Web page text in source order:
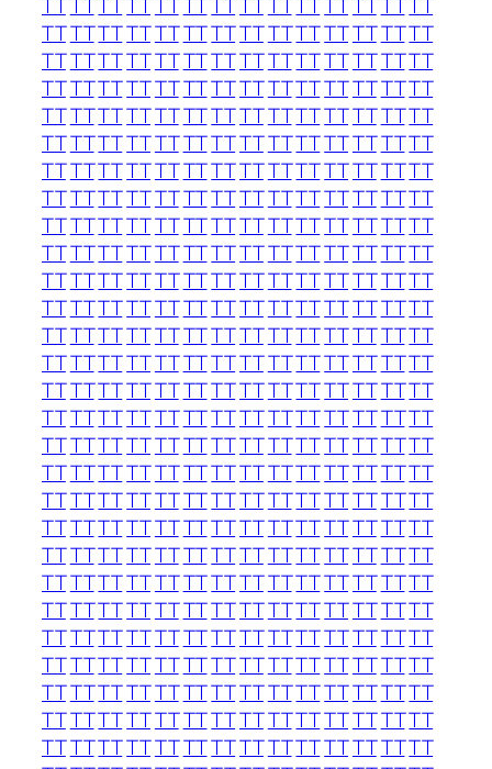
TTTTTTTTTTTTTTTTTTTTTTTTTTTT
TTTTTTTTTTTTTTTTTTTTTTTTTTTT
TTTTTTTTTTTTTTTTTTTTTTTTTTTT
TTTTTTTTTTTTTTTTTTTTTTTTTTTT
TTTTTTTTTTTTTTTTTTTTTTTTTTTT
TTTTTTTTTTTTTTTTTTTTTTTTTTTT
TTTTTTTTTTTTTTTTTTTTTTTTTTTT
TTTTTTTTTTTTTTTTTTTTTTTTTTTT
TTTTTTTTTTTTTTTTTTTTTTTTTTTT
TTTTTTTTTTTTTTTTTTTTTTTTTTTT
TTTTTTTTTTTTTTTTTTTTTTTTTTTT
TTTTTTTTTTTTTTTTTTTTTTTTTTTT
TTTTTTTTTTTTTTTTTTTTTTTTTTTT
TTTTTTTTTTTTTTTTTTTTTTTTTTTT
TTTTTTTTTTTTTTTTTTTTTTTTTTTT
TTTTTTTTTTTTTTTTTTTTTTTTTTTT
TTTTTTTTTTTTTTTTTTTTTTTTTTTT
TTTTTTTTTTTTTTTTTTTTTTTTTTTT
TTTTTTTTTTTTTTTTTTTTTTTTTTTT
TTTTTTTTTTTTTTTTTTTTTTTTTTTT
TTTTTTTTTTTTTTTTTTTTTTTTTTTT
TTTTTTTTTTTTTTTTTTTTTTTTTTTT
TTTTTTTTTTTTTTTTTTTTTTTTTTTT
TTTTTTTTTTTTTTTTTTTTTTTTTTTT
TTTTTTTTTTTTTTTTTTTTTTTTTTTT
TTTTTTTTTTTTTTTTTTTTTTTTTTTT
TTTTTTTTTTTTTTTTTTTTTTTTTTTT